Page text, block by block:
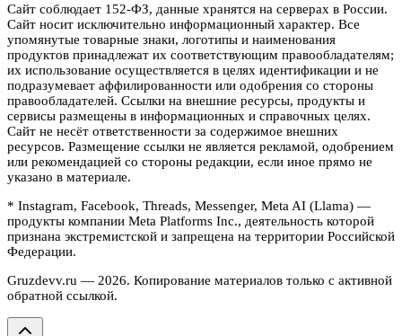
Сайт соблюдает 152-ФЗ, данные хранятся на серверах в России.
Сайт носит исключительно информационный характер. Все
упомянутые товарные знаки, логотипы и наименования
продуктов принадлежат их соответствующим правообладателям;
их использование осуществляется в целях идентификации и не
подразумевает аффилированности или одобрения со стороны
правообладателей. Ссылки на внешние ресурсы, продукты и
сервисы размещены в информационных и справочных целях.
Сайт не несёт ответственности за содержимое внешних
ресурсов. Размещение ссылки не является рекламой, одобрением
или рекомендацией со стороны редакции, если иное прямо не
указано в материале.
* Instagram, Facebook, Threads, Messenger, Meta AI (Llama) —
продукты компании Meta Platforms Inc., деятельность которой
признана экстремистской и запрещена на территории Российской
Федерации.
Gruzdevv.ru — 2026. Копирование материалов только с активной
обратной ссылкой.